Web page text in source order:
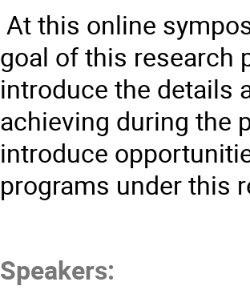
At this online
goal of this research
introduce the details
achieving during the
introduce
programs under this
Speakers: